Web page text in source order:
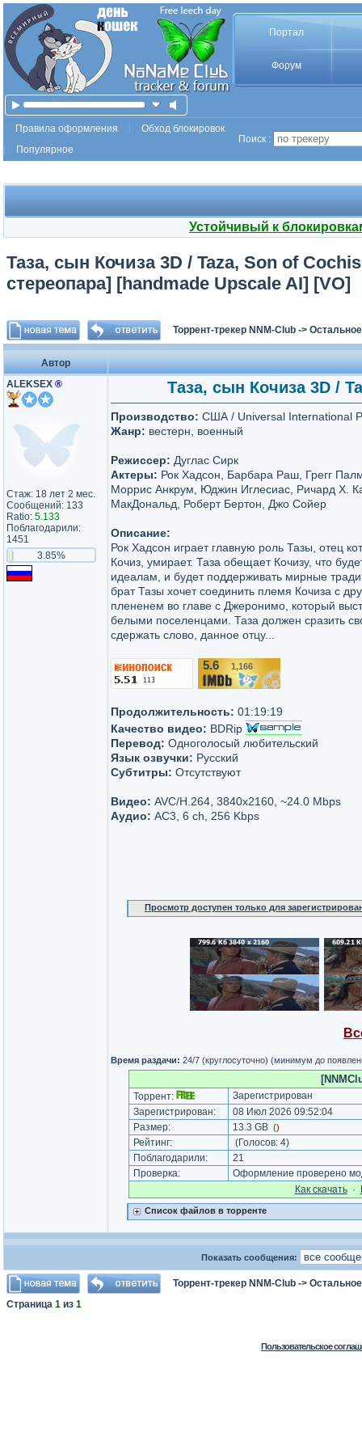
Портал
Форум
Правила оформления
Обход блокировок
Популярное
Поиск :
Устойчивый к
Таза, сын Кочиза 3D / Taza, Son of
стереопара] [handmade Upscale AI] [VO]
Торрент-трекер NNM-Club -> Остальное
Автор
ALEKSEX ®
Стаж: 18 лет 2 мес.
Сообщений: 133
Ratio: 5.133
Поблагодарили:
1451
3.85%
Таза, сын Кочиза 3D /
Производство: США / Universal International
Жанр: вестерн, военный
Режиссер: Дуглас Сирк
Актеры: Рок Хадсон, Барбара Раш, Грегг
Моррис Анкрум, Юджин Иглесиас, Ричард Х.
МакДональд, Роберт Бертон, Джо Сойер
Описание:
Рок Хадсон играет главную роль Тазы, отец
Кочиз, умирает. Таза обещает Кочизу, что
идеалам, и будет поддерживать мирные
брат Тазы хочет соединить племя Кочиза с
плененем во главе с Джеронимо, который
белыми поселенцами. Таза должен сразить
сдержать слово, данное отцу...
5.6 1,166
Продолжительность: 01:19:19
Качество видео: BDRip
Перевод: Одноголосый любительский
Язык озвучки: Русский
Субтитры: Отсутствуют
Видео: AVC/H.264, 3840x2160, ~24.0 Mbps
Аудио: AC3, 6 ch, 256 Kbps
Просмотр доступен только для
Время раздачи: 24/7 (круглосуточно) (минимум до
Торрент:
Зарегистрирован
Зарегистрирован:
08 Июл 2026 09:52:04
Размер:
13.3 GB ()
Рейтинг: (Голосов: 4)
Поблагодарили:
21
Проверка:
Оформление проверено
Как cкачать·
Список файлов в торренте
Показать сообщения:
Торрент-трекер NNM-Club -> Остальное
Страница 1 из 1
Пользовательское